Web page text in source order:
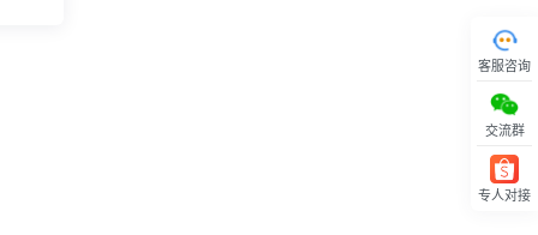
客服咨询
交流群
专人对接